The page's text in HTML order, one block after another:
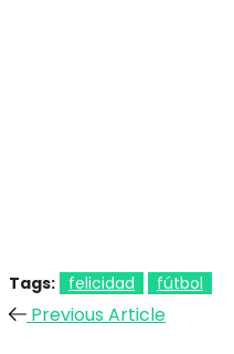
Tags: felicidad fútbol
Previous Article